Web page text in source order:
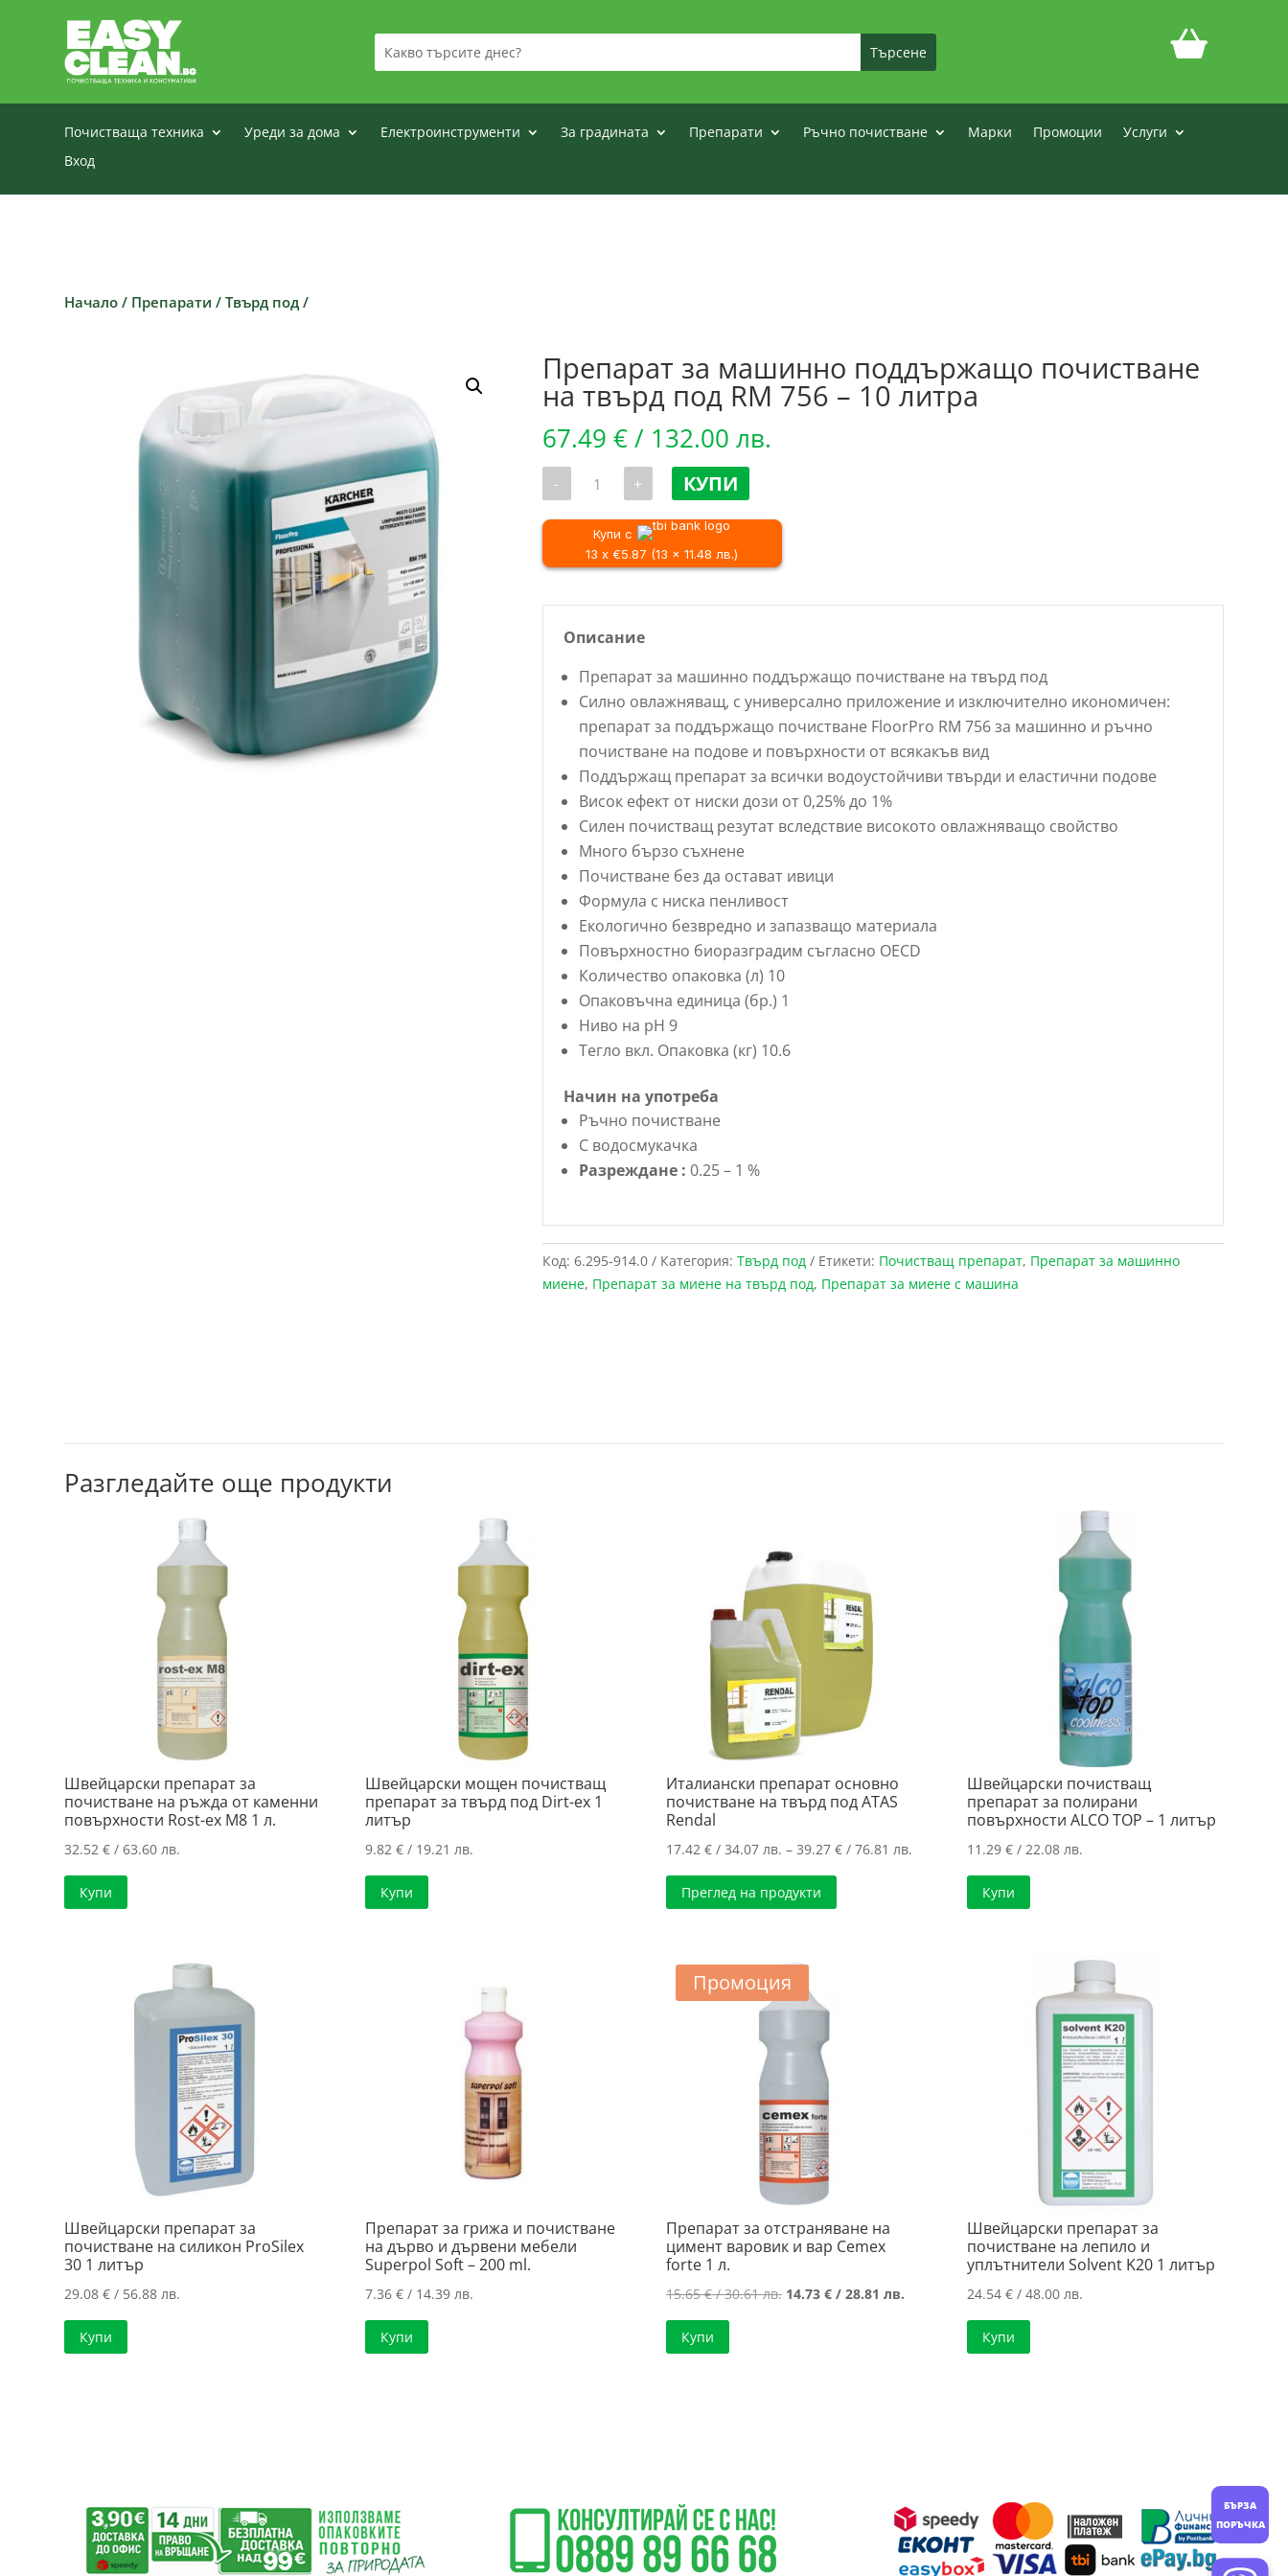
Почистваща техника Уреди за дома Електроинструменти За градината Препарати Ръчно почистване Марки Промоции
Услуги
Вход
Начало / Препарати /Твърд под /
Препарат за машинно поддържащо почистване
на твърд под RM 756 – 10 литра
67.49 €/ 132.00 лв.
- количество
Препарат
за
машинно
поддържащо
почистване
под
756
10
литра
+ КУПИ
Купи с
13 x €5.87 (13 x 11.48 лв.)
Описание
Препарат за машинно поддържащо почистване на твърд под
Силно овлажняващ, с универсално приложение и изключително икономичен:
препарат за поддържащо почистване FloorPro RM 756 за машинно и ръчно
почистване на подове и повърхности от всякакъв вид
Поддържащ препарат за всички водоустойчиви твърди и еластични подове
Висок ефект от ниски дози от 0,25% до 1%
Силен почистващ резутат вследствие високото овлажняващо свойство
Много бързо съхнене
Почистване без да остават ивици
Формула с ниска пенливост
Екологично безвредно и запазващо материала
Повърхностно биоразградим съгласно OECD
Количество опаковка (л) 10
Опаковъчна единица (бр.) 1
Ниво на pH 9
Тегло вкл. Опаковка (кг) 10.6
Начин на употреба
Ръчно почистване
С водосмукачка
Разреждане : 0.25 – 1 %
Код: 6.295-914.0 Категория: Твърд под Етикети: Почистващ препарат, Препарат за машинно
миене, Препарат за миене на твърд под, Препарат за миене с машина
Разгледайте още продукти
Швейцарски препарат за
почистване на ръжда от каменни
повърхности Rost-ex M8 1 л.
32.52€ / 63.60 лв.
Купи
Швейцарски мощен почистващ
препарат за твърд под Dirt-ex 1
литър
9.82€ / 19.21 лв.
Купи
Италиански препарат основно
почистване на твърд под ATAS
Rendal
17.42 €/ 34.07 лв. – 39.27 €/ 76.81 лв.Price
Преглед на продукти
Швейцарски почистващ
препарат за полирани
повърхности ALCO TOP – 1 литър
11.29 €/ 22.08 лв.
Купи
Швейцарски препарат за
почистване на силикон ProSilex
30 1 литър
29.08€ / 56.88 лв.
Купи
Препарат за грижа и почистване
на дърво и дървени мебели
Superpol Soft – 200 ml.
7.36€ / 14.39 лв.
Купи
Промоция
Препарат за отстраняване на
цимент варовик и вар Cemex
forte 1 л.
15.65€/ 30.61 лв. Original
14.73 €/ 28.81 лв.Текущата
Купи
Швейцарски препарат за
почистване на лепило и
уплътнители Solvent K20 1 литър
24.54 €/ 48.00 лв.
Купи
БЪРЗА
ПОРЪЧКА